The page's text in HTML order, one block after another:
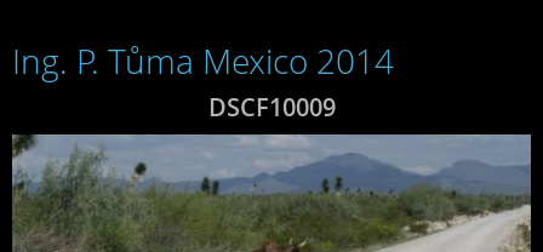
Ing. P. Tůma Mexico 2014
DSCF10009